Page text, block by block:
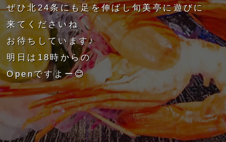
ぜひ北24条にも足を伸ばし旬美亭に遊びに
来てくださいね
お待ちしています♪
明日は18時からの
Openですよー😊